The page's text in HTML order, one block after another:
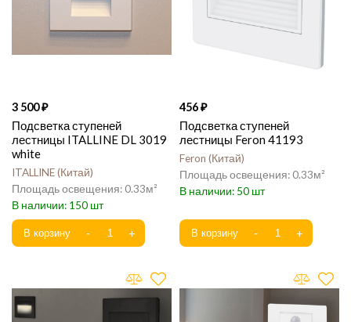
3 500
Подсветка ступеней
лестницы ITALLINE DL 3019
white
ITALLINE Китай
0.33
150
456
Подсветка ступеней
лестницы Feron 41193
Feron Китай
0.33
50